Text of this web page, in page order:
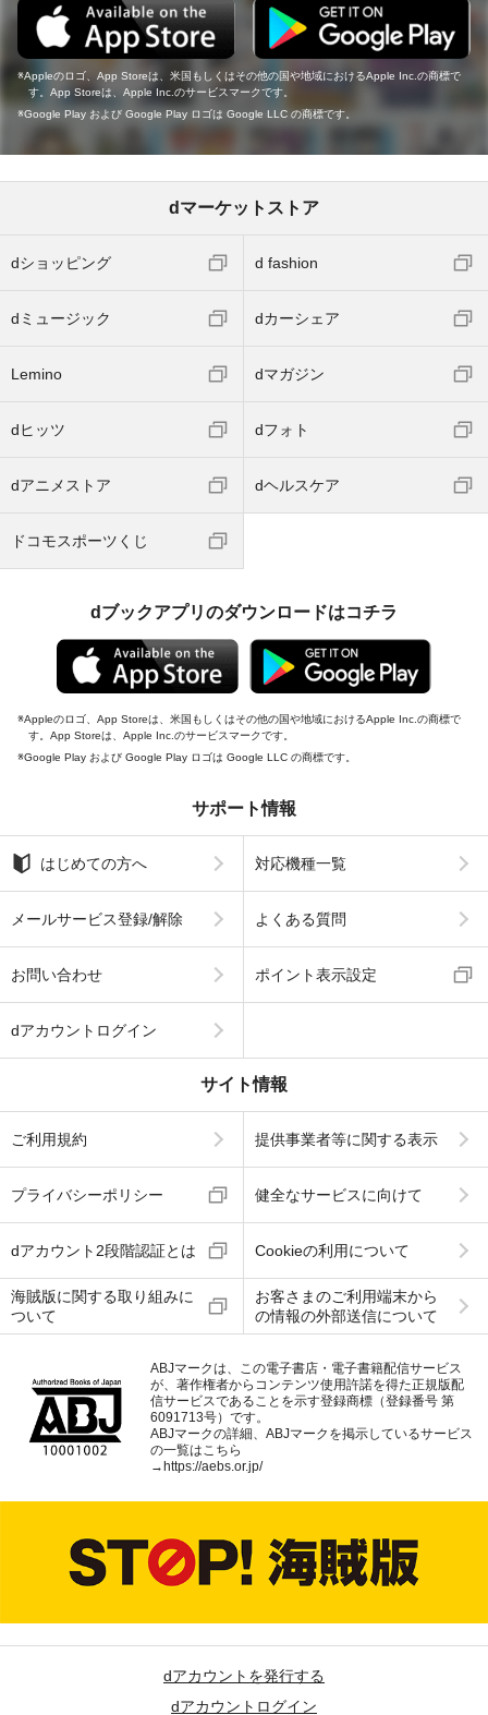
Appleのロゴ、App Storeは、米国もしくはその他の国や地域におけるApple Inc.の商標で
す。App Storeは、Apple Inc.のサービスマークです。
Google Play および Google Play ロゴは Google LLC の商標です。
dマーケットストア
dショッピング d fashion
dミュージック dカーシェア
Lemino dマガジン
dヒッツ dフォト
dアニメストア dヘルスケア
ドコモスポーツくじ
dブックアプリのダウンロードはコチラ
Appleのロゴ、App Storeは、米国もしくはその他の国や地域におけるApple Inc.の商標で
す。App Storeは、Apple Inc.のサービスマークです。
Google Play および Google Play ロゴは Google LLC の商標です。
サポート情報
はじめての方へ 対応機種一覧
メールサービス登録/解除 よくある質問
お問い合わせ ポイント表示設定
dアカウントログイン
サイト情報
ご利用規約 提供事業者等に関する表示
プライバシーポリシー 健全なサービスに向けて
dアカウント2段階認証とは Cookieの利用について
海賊版に関する取り組みに
ついて
お客さまのご利用端末から
の情報の外部送信について
ABJマークは、この電子書店・電子書籍配信サービス
が、著作権者からコンテンツ使用許諾を得た正規版配
信サービスであることを示す登録商標（登録番号 第
6091713号）です。
ABJマークの詳細、ABJマークを掲示しているサービス
の一覧はこちら
→https://aebs.or.jp/
dアカウントを発行する
dアカウントログイン